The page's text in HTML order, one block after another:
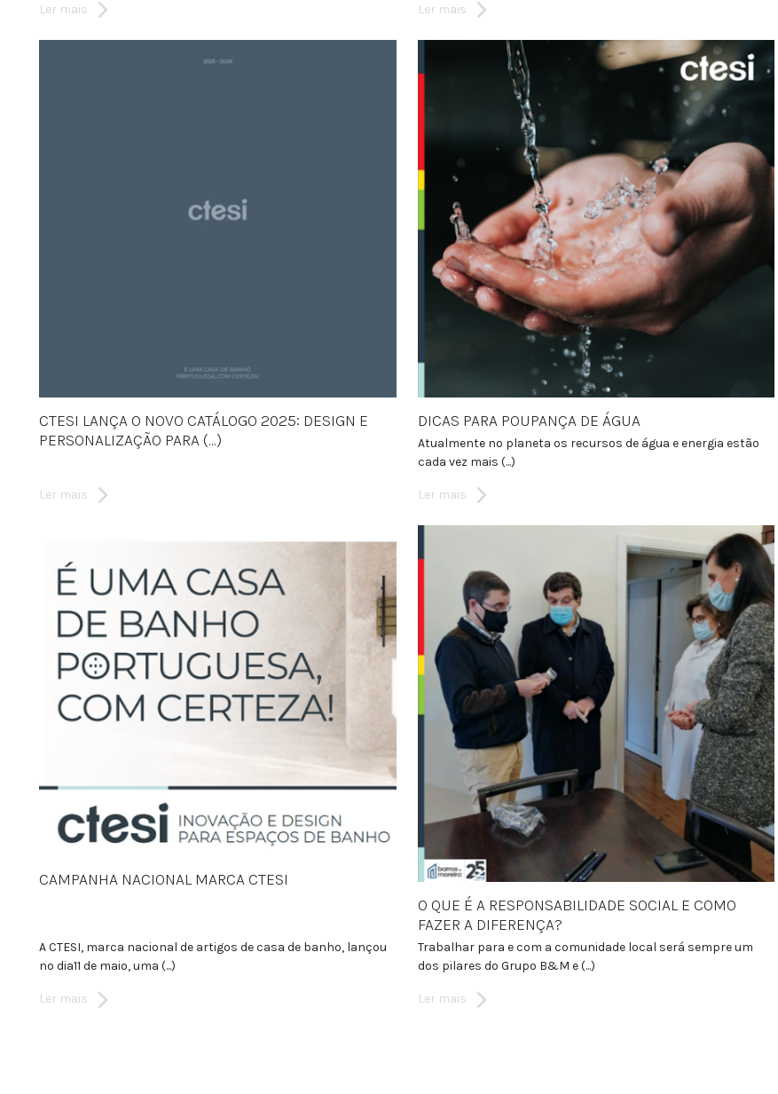
Ler mais Ler mais
CTESI LANÇA O NOVO CATÁLOGO 2025: DESIGN E
PERSONALIZAÇÃO PARA (...)
Ler mais
DICAS PARA POUPANÇA DE ÁGUA
Atualmente no planeta os recursos de água e energia estão
cada vez mais (...)
Ler mais
CAMPANHA NACIONAL MARCA CTESI
A CTESI, marca nacional de artigos de casa de banho, lançou
no dia11 de maio, uma (...)
Ler mais
O QUE É A RESPONSABILIDADE SOCIAL E COMO
FAZER A DIFERENÇA?
Trabalhar para e com a comunidade local será sempre um
dos pilares do Grupo B&M e (...)
Ler mais